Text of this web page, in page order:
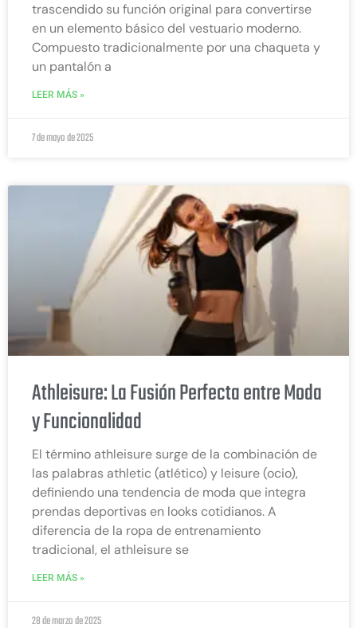
trascendido su función original para convertirse
en un elemento básico del vestuario moderno.
Compuesto tradicionalmente por una chaqueta y
un pantalón a
LEER MÁS »
7 de mayo de 2025
Athleisure: La Fusión Perfecta entre Moda
y Funcionalidad
El término athleisure surge de la combinación de
las palabras athletic (atlético) y leisure (ocio),
definiendo una tendencia de moda que integra
prendas deportivas en looks cotidianos. A
diferencia de la ropa de entrenamiento
tradicional, el athleisure se
LEER MÁS »
28 de marzo de 2025